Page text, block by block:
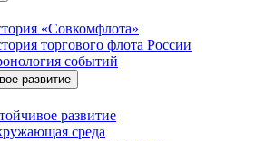
«Совкомфлота»
торгового флота России
событий
развитие
развитие
среда